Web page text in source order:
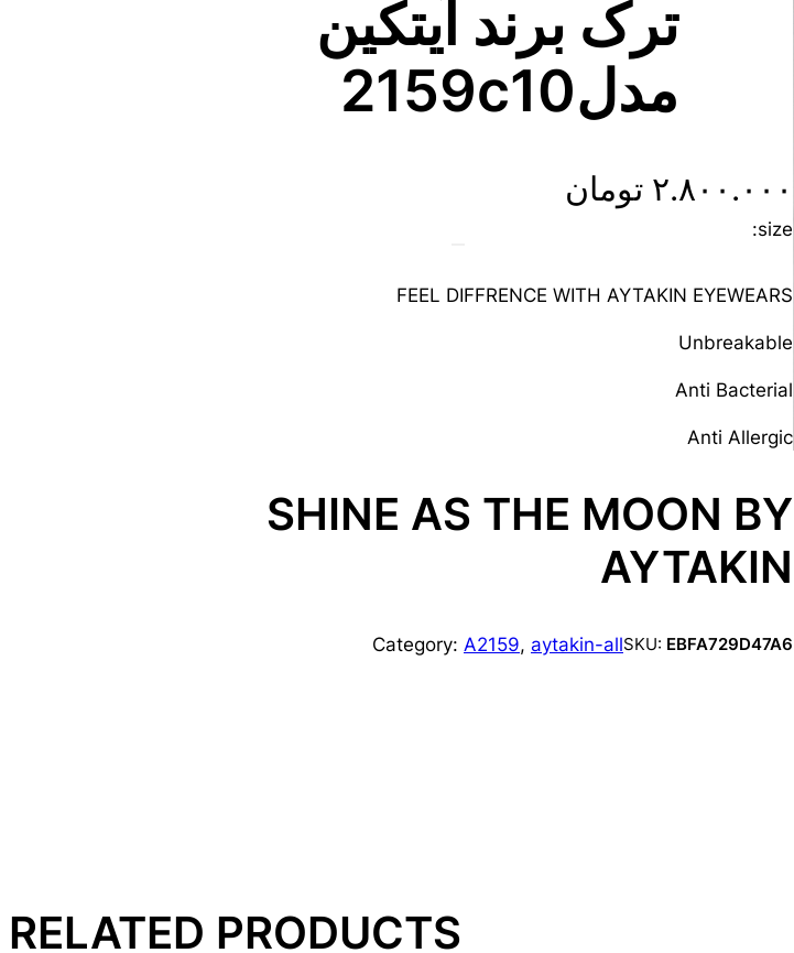
ترک برند آیتکین
مدل2159c10
۲.۸۰۰.۰۰۰ تومان
size:
FEEL DIFFRENCE WITH AYTAKIN EYEWEARS
Unbreakable
Anti Bacterial
Anti Allergic
SHINE AS THE MOON BY
AYTAKIN
SKU: EBFA729D47A6
Category: A2159, aytakin-all
RELATED PRODUCTS